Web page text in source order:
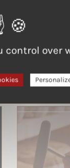
control over